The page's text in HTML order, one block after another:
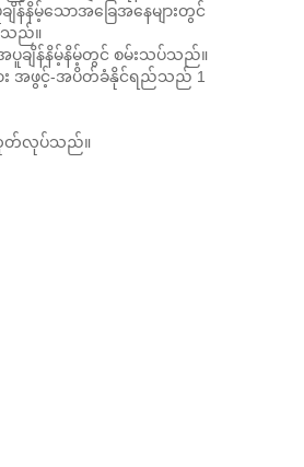
မ့်သောအခြေအနေများတွင်
သည်။
ပူချိန်နိမ့်နိမ့်တွင် စမ်းသပ်သည်။
ကြား အဖွင့်-အပိတ်ခံနိုင်ရည်သည် 1
ထုတ်လုပ်သည်။